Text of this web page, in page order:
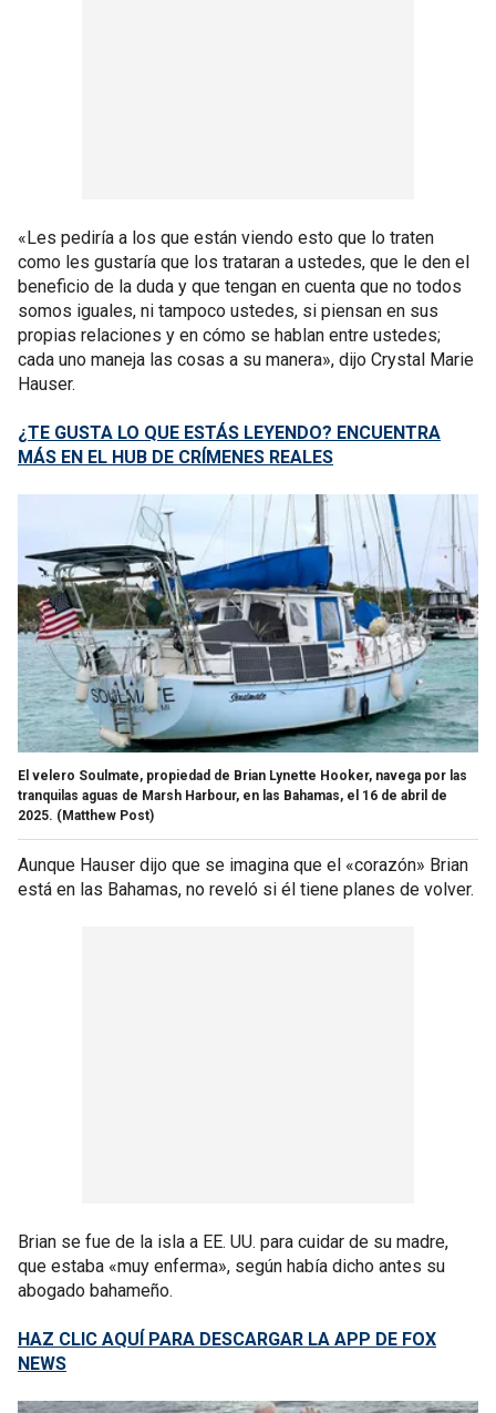
«Les pediría a los que están viendo esto que lo traten
como les gustaría que los trataran a ustedes, que le den el
beneficio de la duda y que tengan en cuenta que no todos
somos iguales, ni tampoco ustedes, si piensan en sus
propias relaciones y en cómo se hablan entre ustedes;
cada uno maneja las cosas a su manera», dijo Crystal Marie
Hauser.
¿TE GUSTA LO QUE ESTÁS LEYENDO? ENCUENTRA
MÁS EN EL HUB DE CRÍMENES REALES
El velero Soulmate, propiedad de Brian Lynette Hooker, navega por las
tranquilas aguas de Marsh Harbour, en las Bahamas, el 16 de abril de
2025. (Matthew Post)
Aunque Hauser dijo que se imagina que el «corazón» Brian
está en las Bahamas, no reveló si él tiene planes de volver.
Brian se fue de la isla a EE. UU. para cuidar de su madre,
que estaba «muy enferma», según había dicho antes su
abogado bahameño.
HAZ CLIC AQUÍ PARA DESCARGAR LA APP DE FOX
NEWS